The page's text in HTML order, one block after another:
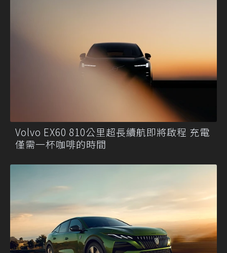
Volvo EX60 810公里超長續航即將啟程 充電
僅需一杯咖啡的時間